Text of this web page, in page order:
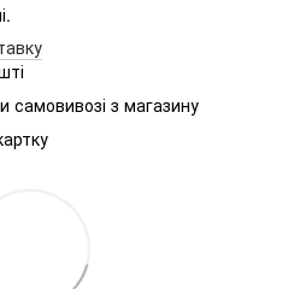
самовивозі з магазину